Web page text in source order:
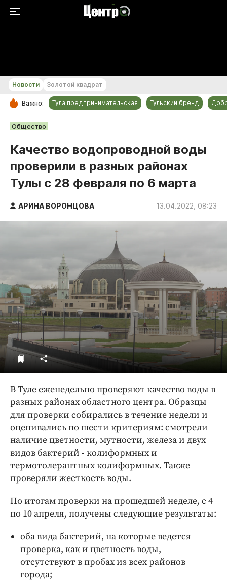
РУБРИКИ
Происшествия
Спорт
Тульский бренд
Тула предпринимательская
Новости Золотой квадрат
Важно: Тула предпринимательская Тульский бренд
Общество
Качество водопроводной воды
проверили в разных районах
Тулы с 28 февраля по 6 марта
АРИНА ВОРОНЦОВА 13.04.2022, 08:23
В Туле еженедельно проверяют качество воды в
разных районах областного центра. Образцы
для проверки собирались в течение недели и
оценивались по шести критериям: смотрели
наличие цветности, мутности, железа и двух
видов бактерий - колиформных и
термотолерантных колиформных. Также
проверяли жесткость воды.
По итогам проверки на прошедшей неделе, с 4
по 10 апреля, получены следующие результаты:
оба вида бактерий, на которые ведется
проверка, как и цветность воды,
отсутствуют в пробах из всех районов
города;